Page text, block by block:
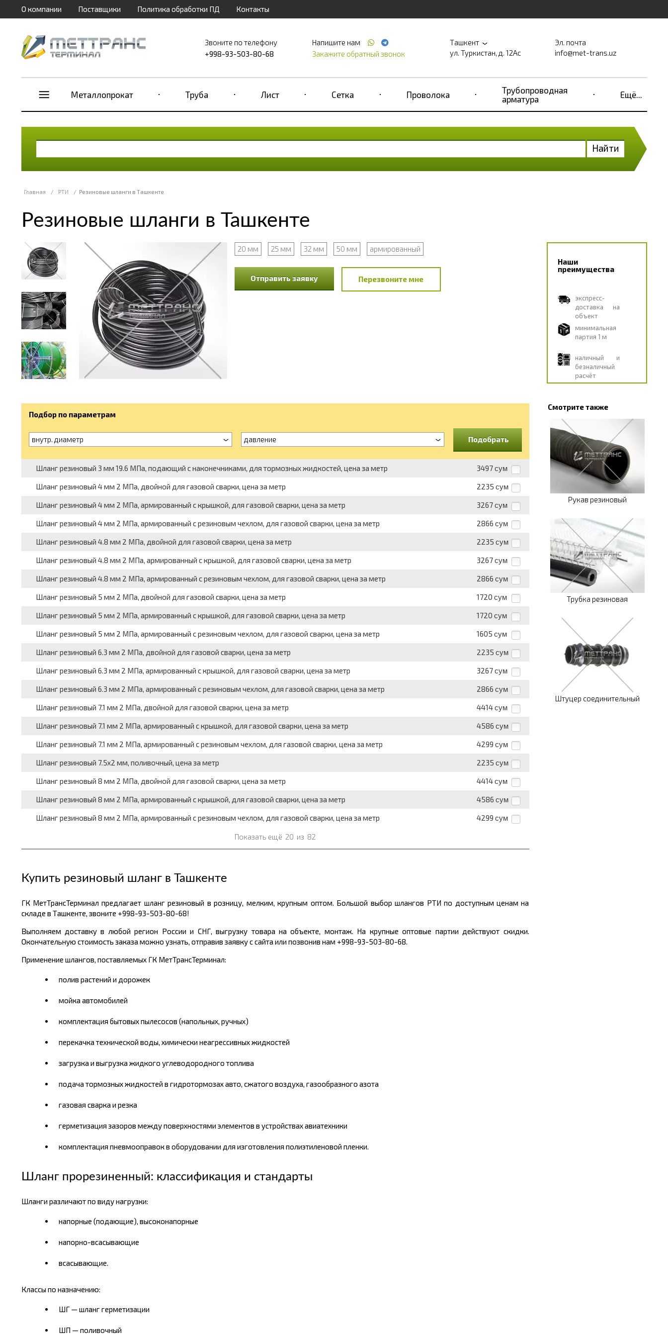
О компании Поставщики Политика обработки ПД Контакты
Звоните по телефону
+998-93-503-80-68
Напишите нам
Закажите обратный звонок
Ташкент
ул. Туркистан, д. 12Ас
Эл. почта
info@met-trans.uz
Металлопрокат Труба Лист Сетка Проволока
Трубопроводная
арматура
Ещё...
Найти
Главная / РТИ / Резиновые шланги в Ташкенте
Резиновые шланги в Ташкенте
20 мм 25 мм 32 мм 50 мм армированный
Отправить заявку Перезвоните мне
Наши
преимущества
экспресс-
доставка на
объект
минимальная
партия 1 м
наличный и
безналичный
расчёт
Подбор по параметрам
внутр. диаметр давление Подобрать
Шланг резиновый 3 мм 19.6 МПа, подающий с наконечниками, для тормозных жидкостей, цена за метр 3497 сум
Шланг резиновый 4 мм 2 МПа, двойной для газовой сварки, цена за метр 2235 сум
Шланг резиновый 4 мм 2 МПа, армированный с крышкой, для газовой сварки, цена за метр 3267 сум
Шланг резиновый 4 мм 2 МПа, армированный с резиновым чехлом, для газовой сварки, цена за метр 2866 сум
Шланг резиновый 4.8 мм 2 МПа, двойной для газовой сварки, цена за метр 2235 сум
Шланг резиновый 4.8 мм 2 МПа, армированный с крышкой, для газовой сварки, цена за метр 3267 сум
Шланг резиновый 4.8 мм 2 МПа, армированный с резиновым чехлом, для газовой сварки, цена за метр 2866 сум
Шланг резиновый 5 мм 2 МПа, двойной для газовой сварки, цена за метр 1720 сум
Шланг резиновый 5 мм 2 МПа, армированный с крышкой, для газовой сварки, цена за метр 1720 сум
Шланг резиновый 5 мм 2 МПа, армированный с резиновым чехлом, для газовой сварки, цена за метр 1605 сум
Шланг резиновый 6.3 мм 2 МПа, двойной для газовой сварки, цена за метр 2235 сум
Шланг резиновый 6.3 мм 2 МПа, армированный с крышкой, для газовой сварки, цена за метр 3267 сум
Шланг резиновый 6.3 мм 2 МПа, армированный с резиновым чехлом, для газовой сварки, цена за метр 2866 сум
Шланг резиновый 7.1 мм 2 МПа, двойной для газовой сварки, цена за метр 4414 сум
Шланг резиновый 7.1 мм 2 МПа, армированный с крышкой, для газовой сварки, цена за метр 4586 сум
Шланг резиновый 7.1 мм 2 МПа, армированный с резиновым чехлом, для газовой сварки, цена за метр 4299 сум
Шланг резиновый 7.5x2 мм, поливочный, цена за метр 2235 сум
Шланг резиновый 8 мм 2 МПа, двойной для газовой сварки, цена за метр 4414 сум
Шланг резиновый 8 мм 2 МПа, армированный с крышкой, для газовой сварки, цена за метр 4586 сум
Шланг резиновый 8 мм 2 МПа, армированный с резиновым чехлом, для газовой сварки, цена за метр 4299 сум
Показать ещё 20 из 82
Купить резиновый шланг в Ташкенте
ГК МетТрансТерминал предлагает шланг резиновый в розницу, мелким, крупным оптом. Большой выбор шлангов РТИ по доступным ценам на
складе в Ташкенте, звоните +998-93-503-80-68!
Выполняем доставку в любой регион России и СНГ, выгрузку товара на объекте, монтаж. На крупные оптовые партии действуют скидки.
Окончательную стоимость заказа можно узнать, отправив заявку с сайта или позвонив нам +998-93-503-80-68.
Применение шлангов, поставляемых ГК МетТрансТерминал:
полив растений и дорожек
мойка автомобилей
комплектация бытовых пылесосов (напольных, ручных)
перекачка технической воды, химически неагрессивных жидкостей
загрузка и выгрузка жидкого углеводородного топлива
подача тормозных жидкостей в гидротормозах авто, сжатого воздуха, газообразного азота
газовая сварка и резка
герметизация зазоров между поверхностями элементов в устройствах авиатехники
комплектация пневмооправок в оборудовании для изготовления полиэтиленовой пленки.
Шланг прорезиненный: классификация и стандарты
Шланги различают по виду нагрузки:
напорные (подающие), высоконапорные
напорно-всасывающие
всасывающие.
Классы по назначению:
ШГ — шланг герметизации
ШП — поливочный
Смотрите также
Рукав резиновый
Трубка резиновая
Штуцер соединительный